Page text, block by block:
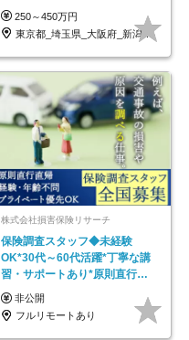
なし
250～450万円
東京都_埼玉県_大阪府_新潟県_福岡県
株式会社損害保険リサーチ
保険調査スタッフ◆未経験
OK*30代～60代活躍*丁寧な講
習・サポートあり*原則直行直
帰／全国募集・業務委託
非公開
フルリモートあり